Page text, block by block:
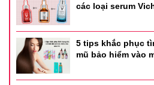
các loại serum
5 tips khắc phục
mũ bảo hiểm vào